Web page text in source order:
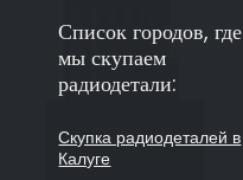
Список городов, где
мы скупаем
радиодетали:
Скупка радиодеталей в
Калуге